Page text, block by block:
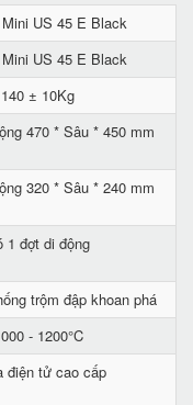
US 45 E Black
US 45 E Black
140 ± 10Kg
470 * Sâu * 450 mm
320 * Sâu * 240 mm
1 đợt di động
trộm đập khoan phá
- 1200°C
điện tử cao cấp